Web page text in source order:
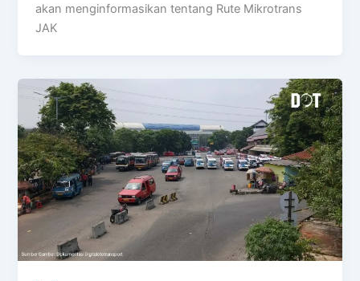
akan menginformasikan tentang Rute Mikrotrans
JAK